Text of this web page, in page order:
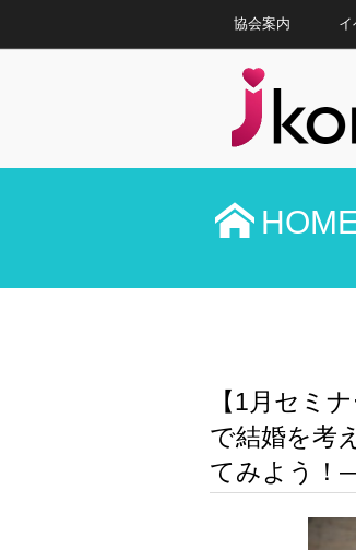
協会案内 イ
【1月セミ
で結婚を考
てみよう！